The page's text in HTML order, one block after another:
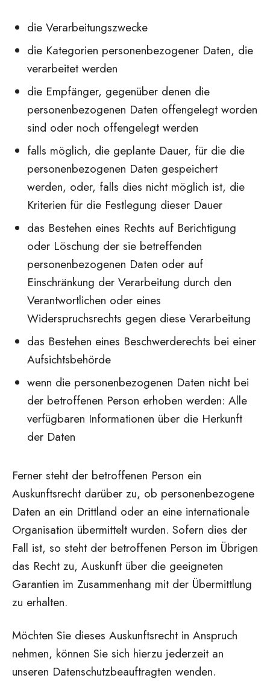
die Verarbeitungszwecke
die Kategorien personenbezogener Daten, die
verarbeitet werden
die Empfänger, gegenüber denen die
personenbezogenen Daten offengelegt worden
sind oder noch offengelegt werden
falls möglich, die geplante Dauer, für die die
personenbezogenen Daten gespeichert
werden, oder, falls dies nicht möglich ist, die
Kriterien für die Festlegung dieser Dauer
das Bestehen eines Rechts auf Berichtigung
oder Löschung der sie betreffenden
personenbezogenen Daten oder auf
Einschränkung der Verarbeitung durch den
Verantwortlichen oder eines
Widerspruchsrechts gegen diese Verarbeitung
das Bestehen eines Beschwerderechts bei einer
Aufsichtsbehörde
wenn die personenbezogenen Daten nicht bei
der betroffenen Person erhoben werden: Alle
verfügbaren Informationen über die Herkunft
der Daten
Ferner steht der betroffenen Person ein
Auskunftsrecht darüber zu, ob personenbezogene
Daten an ein Drittland oder an eine internationale
Organisation übermittelt wurden. Sofern dies der
Fall ist, so steht der betroffenen Person im Übrigen
das Recht zu, Auskunft über die geeigneten
Garantien im Zusammenhang mit der Übermittlung
zu erhalten.
Möchten Sie dieses Auskunftsrecht in Anspruch
nehmen, können Sie sich hierzu jederzeit an
unseren Datenschutzbeauftragten wenden.